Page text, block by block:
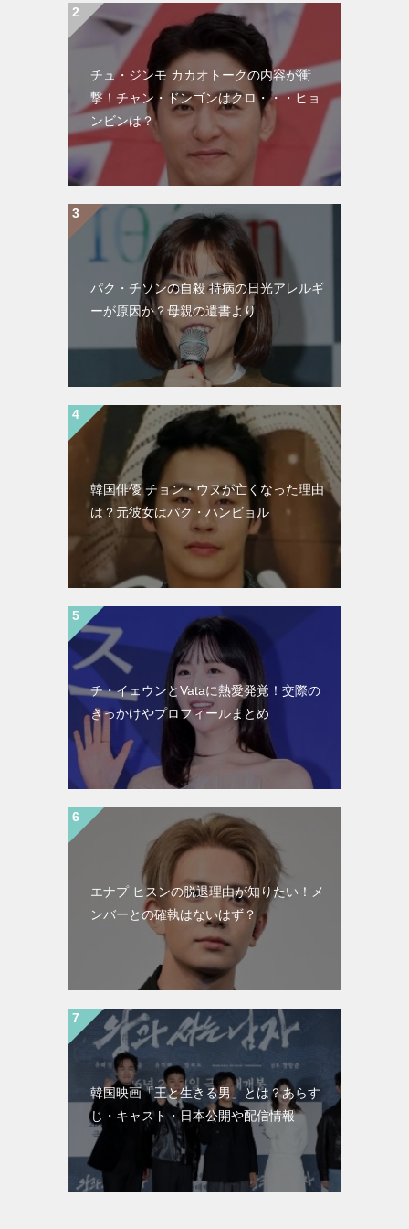
チュ・ジンモ カカオトークの内容が衝
撃！チャン・ドンゴンはクロ・・・ヒョ
ンビンは？
パク・チソンの自殺 持病の日光アレルギ
ーが原因か？母親の遺書より
韓国俳優 チョン・ウヌが亡くなった理由
は？元彼女はパク・ハンビョル
チ・イェウンとVataに熱愛発覚！交際の
きっかけやプロフィールまとめ
エナプ ヒスンの脱退理由が知りたい！メ
ンバーとの確執はないはず？
韓国映画「王と生きる男」とは？あらす
じ・キャスト・日本公開や配信情報